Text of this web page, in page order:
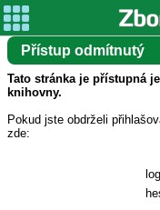
Přístup odmítnutý
Tato stránka je přístupná
knihovny.
Pokud jste obdrželi
zde: